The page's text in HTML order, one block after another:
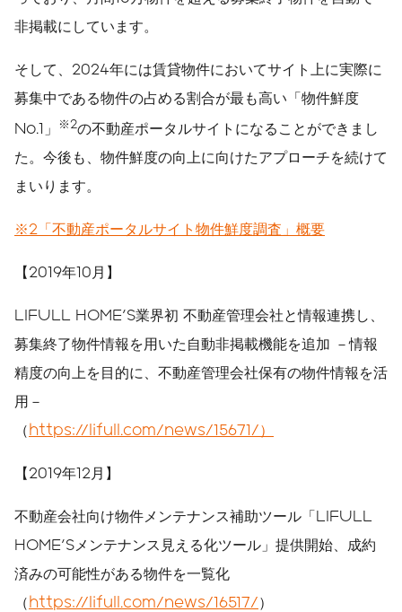
非掲載にしています。
そして、2024年には賃貸物件においてサイト上に実際に
募集中である物件の占める割合が最も高い「物件鮮度
No.1」
※2の不動産ポータルサイトになることができまし
た。今後も、物件鮮度の向上に向けたアプローチを続けて
まいります。
※2「不動産ポータルサイト物件鮮度調査」概要
【2019年10月】
LIFULL HOME'S業界初 不動産管理会社と情報連携し、
募集終了物件情報を用いた自動非掲載機能を追加 －情報
精度の向上を目的に、不動産管理会社保有の物件情報を活
用－
（https://lifull.com/news/15671/）
【2019年12月】
不動産会社向け物件メンテナンス補助ツール「LIFULL
HOME'Sメンテナンス見える化ツール」提供開始、成約
済みの可能性がある物件を一覧化
（https://lifull.com/news/16517/）